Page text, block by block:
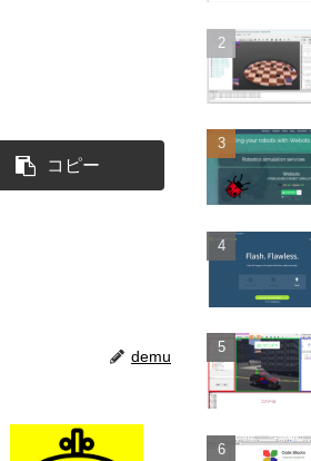
コピー
demu